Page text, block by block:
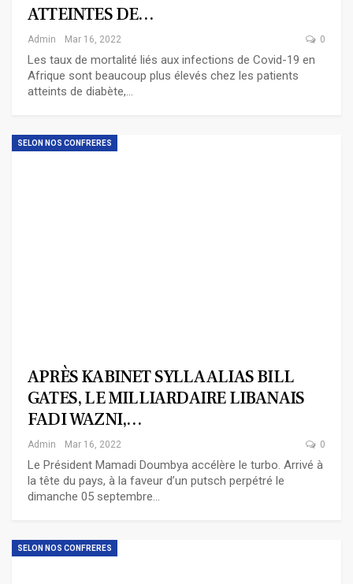
ATTEINTES DE…
Admin Mar 16, 2022 0
Les taux de mortalité liés aux infections de Covid-19 en
Afrique sont beaucoup plus élevés chez les patients
atteints de diabète,…
SELON NOS CONFRERES
APRÈS KABINET SYLLA ALIAS BILL
GATES, LE MILLIARDAIRE LIBANAIS
FADI WAZNI,…
Admin Mar 16, 2022 0
Le Président Mamadi Doumbya accélère le turbo. Arrivé à
la tête du pays, à la faveur d’un putsch perpétré le
dimanche 05 septembre…
SELON NOS CONFRERES